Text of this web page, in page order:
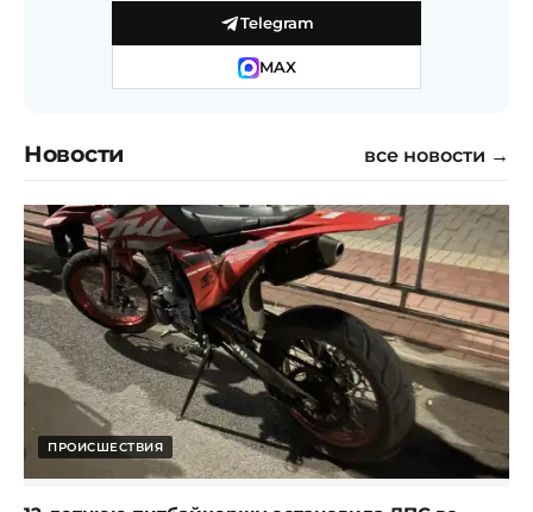
Telegram
MAX
Новости все новости →
ПРОИСШЕСТВИЯ